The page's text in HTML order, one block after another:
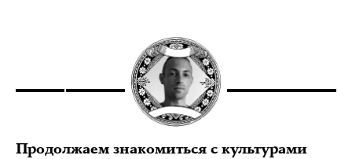
Продолжаем знакомиться с культурами